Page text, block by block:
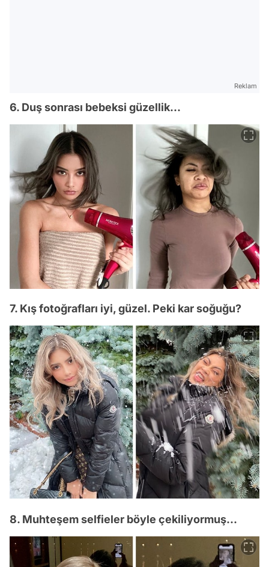
Reklam
6. Duş sonrası bebeksi güzellik...
7. Kış fotoğrafları iyi, güzel. Peki kar soğuğu?
8. Muhteşem selfieler böyle çekiliyormuş...